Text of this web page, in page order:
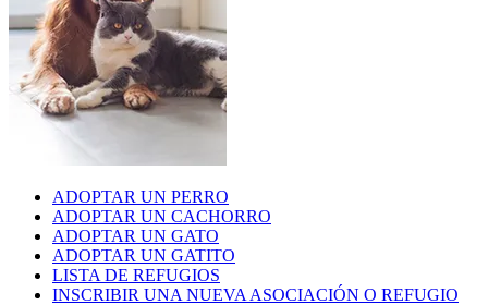
ADOPTAR UN PERRO
ADOPTAR UN CACHORRO
ADOPTAR UN GATO
ADOPTAR UN GATITO
LISTA DE REFUGIOS
INSCRIBIR UNA NUEVA ASOCIACIÓN O REFUGIO